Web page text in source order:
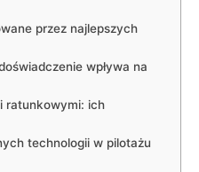
‌przez‌ najlepszych
‌wpływa na
ratunkowymi:⁤ ich⁢
​technologii‍ w pilotażu